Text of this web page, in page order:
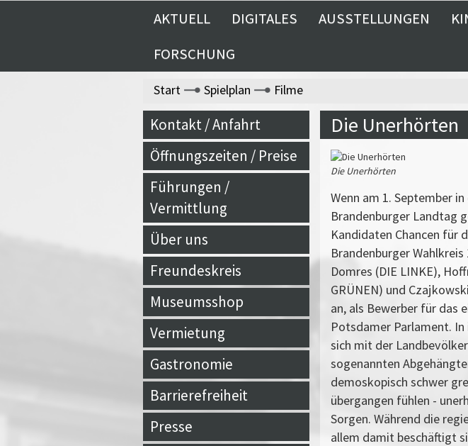
AKTUELL DIGITALES AUSSTELLUNGEN
FORSCHUNG
Start Spielplan Filme
Kontakt / Anfahrt
Öffnungszeiten / Preise
Führungen /
Vermittlung
Über uns
Freundeskreis
Museumsshop
Vermietung
Gastronomie
Barrierefreiheit
Presse
Die Unerhörten
Die Unerhörten
Wenn am 1. September
Brandenburger Landtag
Kandidaten Chancen für
Brandenburger Wahlkreis
Domres (DIE LINKE),
GRÜNEN) und
an, als Bewerber für das
Potsdamer Parlament.
sich mit der
sogenannten
demoskopisch schwer
übergangen fühlen -
Sorgen. Während die
allem damit beschäftigt